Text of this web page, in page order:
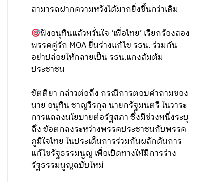
สามารถฝากความหวังได้มากยิ่งขึ้นกว่าเดิม
ฟังอนุทินแล้วหวั่นใจ ‘เพื่อไทย’ เรียกร้องสอง
พรรคคู่รัก MOA ยื่นร่างแก้ไข รธน. ร่วมกัน
อย่าปล่อยให้กลายเป็น รธน.แกงส้มต้ม
ประชาชน
ขัตติยา กล่าวต่อถึง กรณีการตอบคำถามของ
นาย อนุทิน ชาญวีรกุล นายกรัฐมนตรี ในวาระ
การแถลงนโยบายต่อรัฐสภา ซึ่งมีช่วงหนึ่งระบุ
ถึง ข้อตกลงระหว่างพรรคประชาชนกับพรรค
ภูมิใจไทย ในประเด็นการร่วมกันผลักดันการ
แก้ไขรัฐธรรมนูญ เพื่อเปิดทางให้มีการร่าง
รัฐธรรมนูญฉบับใหม่